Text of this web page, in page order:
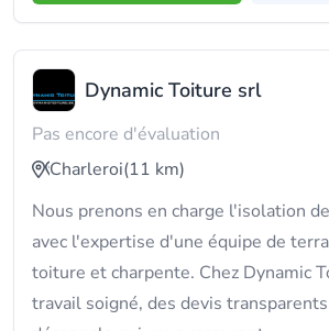
Dynamic Toiture srl
Pas encore d'évaluation
Charleroi(11 km)
Nous prenons en charge l'isolation
avec l'expertise d'une équipe de
toiture et charpente. Chez Dynamic
travail soigné, des devis